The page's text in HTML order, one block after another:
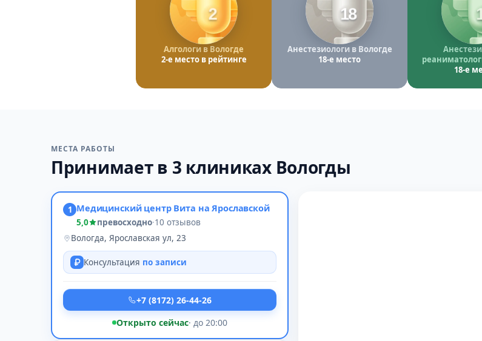
2
Алгологи в Вологде
2-е место в рейтинге
18
Анестезиологи в Вологде
18-е место
18-е
МЕСТА РАБОТЫ
Принимает в 3 клиниках Вологды
1 Медицинский центр Вита на Ярославской
5,0 превосходно·10 отзывов
Вологда, Ярославская ул, 23
Консультация по записи
+7 (8172) 26-44-26
Открыто сейчас· до 20:00